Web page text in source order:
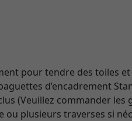
pour tendre des toiles
d’encadrement
(Veuillez commander
plusieurs traverses si